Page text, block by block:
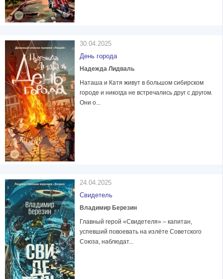
30.04.2025
День города
Надежда Лидваль
Наташа и Катя живут в большом сибирском
городе и никогда не встречались друг с другом.
Они о...
24.04.2025
Свидетель
Владимир Березин
Главный герой «Свидетеля» – капитан,
успевший повоевать на излёте Советского
Союза, наблюдат...